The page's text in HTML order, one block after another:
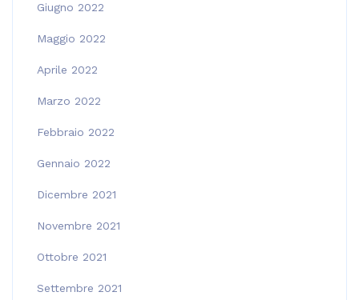
Giugno 2022
Maggio 2022
Aprile 2022
Marzo 2022
Febbraio 2022
Gennaio 2022
Dicembre 2021
Novembre 2021
Ottobre 2021
Settembre 2021